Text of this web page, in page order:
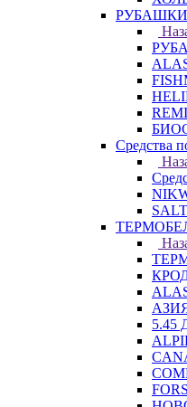
РУБАШКИ
Средства
5.45